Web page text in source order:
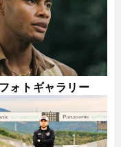
ォトギャラリー